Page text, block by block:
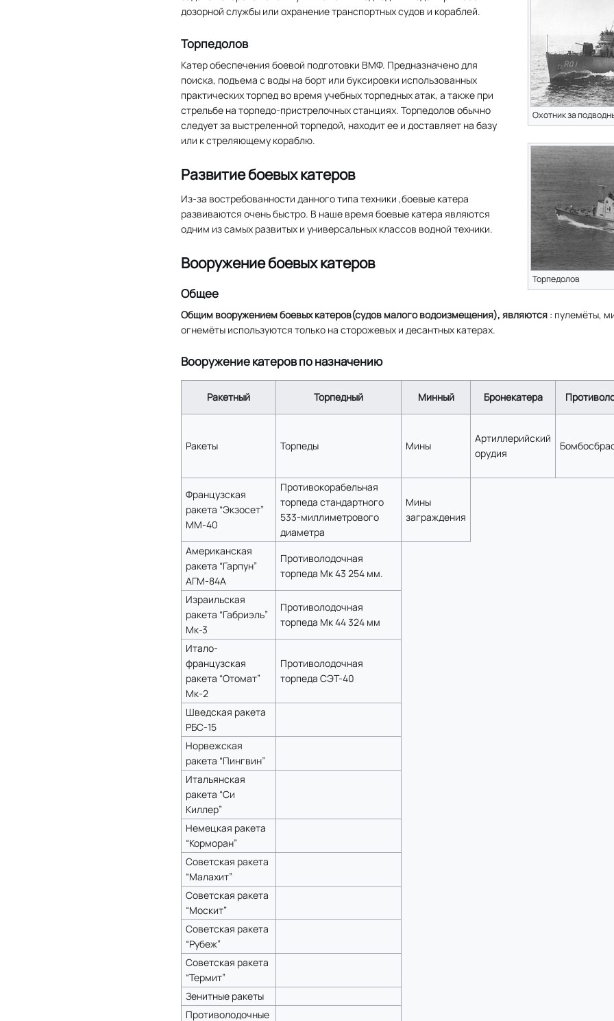
Охотник за
дозорной службы или охранение транспортных судов и кораблей.
Торпедолов
Торпедолов
Катер обеспечения боевой подготовки ВМФ. Предназначено для
поиска, подъема с воды на борт или буксировки использованных
практических торпед во время учебных торпедных атак, а также при
стрельбе на торпедо-пристрелочных станциях. Торпедолов обычно
следует за выстреленной торпедой, находит ее и доставляет на базу
или к стреляющему кораблю.
Развитие боевых катеров
Из-за востребованности данного типа техники ,боевые катера
развиваются очень быстро. В наше время боевые катера являются
одним из самых развитых и универсальных классов водной техники.
Вооружение боевых катеров
Общее
Общим вооружением боевых катеров(судов малого водоизмещения), являются : пулемёты,
огнемёты используются только на сторожевых и десантных катерах.
Вооружение катеров по назначению
Ракетный Торпедный Минный Бронекатера
Ракеты Торпеды Мины
Артиллерийский
орудия
Французская
ракета “Экзосет”
ММ-40
Противокорабельная
торпеда стандартного
533-миллиметрового
диаметра
Мины
заграждения
Американская
ракета “Гарпун”
АГМ-84А
Противолодочная
торпеда Мк 43 254 мм.
Израильская
ракета “Габриэль”
Мк-3
Противолодочная
торпеда Мк 44 324 мм
Итало-
французская
ракета “Отомат”
Мк-2
Противолодочная
торпеда СЭТ-40
Шведская ракета
РБС-15
Норвежская
ракета “Пингвин”
Итальянская
ракета “Си
Киллер”
Немецкая ракета
“Корморан”
Советская ракета
“Малахит”
Советская ракета
“Москит”
Советская ракета
“Рубеж”
Советская ракета
“Термит”
Зенитные ракеты
Противолодочные